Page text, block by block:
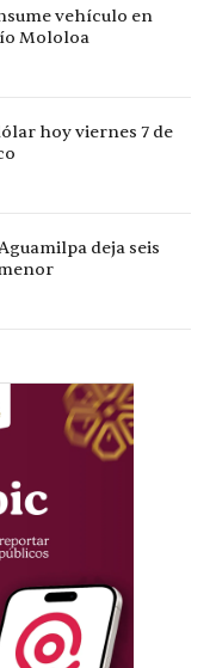
vehículo en
Mololoa
hoy viernes 7 de
deja seis